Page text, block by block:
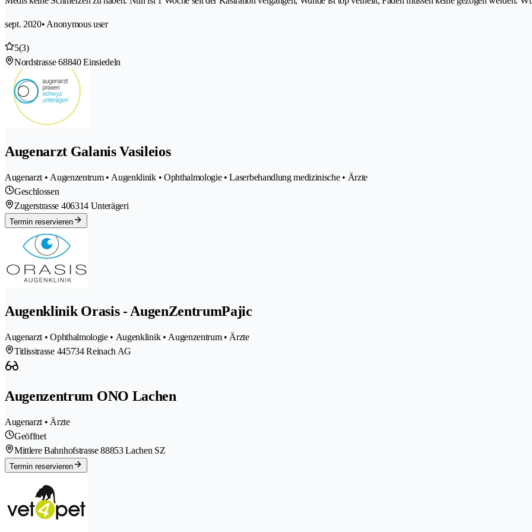
sept. 2020• Anonymous user
5(3)
Nordstrasse 68840 Einsiedeln
Augenarzt Galanis Vasileios
Augenarzt • Augenzentrum • Augenklinik • Ophthalmologie • Laserbehandlung medizinische • Ärzte
Geschlossen
Zugerstrasse 406314 Unterägeri
Termin reservieren
Augenklinik Orasis - AugenZentrumPajic
Augenarzt • Ophthalmologie • Augenklinik • Augenzentrum • Ärzte
Titlisstrasse 445734 Reinach AG
Augenzentrum ONO Lachen
Augenarzt • Ärzte
Geöffnet
Mittlere Bahnhofstrasse 88853 Lachen SZ
Termin reservieren